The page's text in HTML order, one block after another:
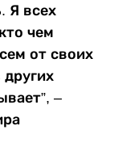
Я всех
чем
от своих
–